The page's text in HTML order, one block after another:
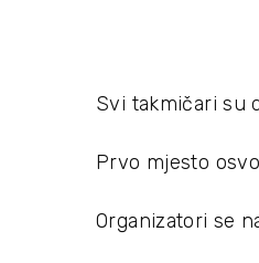
Svi takmičari su
Prvo mjesto
Organizatori se